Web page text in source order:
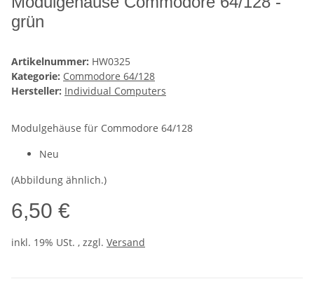
grün
Artikelnummer: HW0325
Kategorie: Commodore 64/128
Hersteller: Individual Computers
Modulgehäuse für Commodore 64/128
Neu
(Abbildung ähnlich.)
6,50 €
inkl. 19% USt. , zzgl. Versand